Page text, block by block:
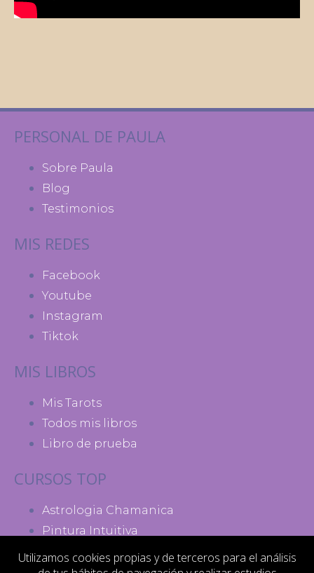
PERSONAL DE PAULA
Sobre Paula
Blog
Testimonios
MIS REDES
Facebook
Youtube
Instagram
Tiktok
MIS LIBROS
Mis Tarots
Todos mis libros
Libro de prueba
CURSOS TOP
Astrologia Chamanica
Pintura Intuitiva
Madres de Poder
Utilizamos cookies propias y de terceros para el análisis